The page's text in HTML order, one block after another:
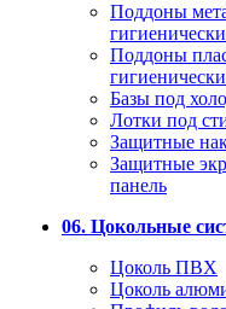
Поддоны
Поддоны
Базы под
Лотки под
Защитные
Защитные
панель
06. Цокольные
Цоколь ПВХ
Цоколь